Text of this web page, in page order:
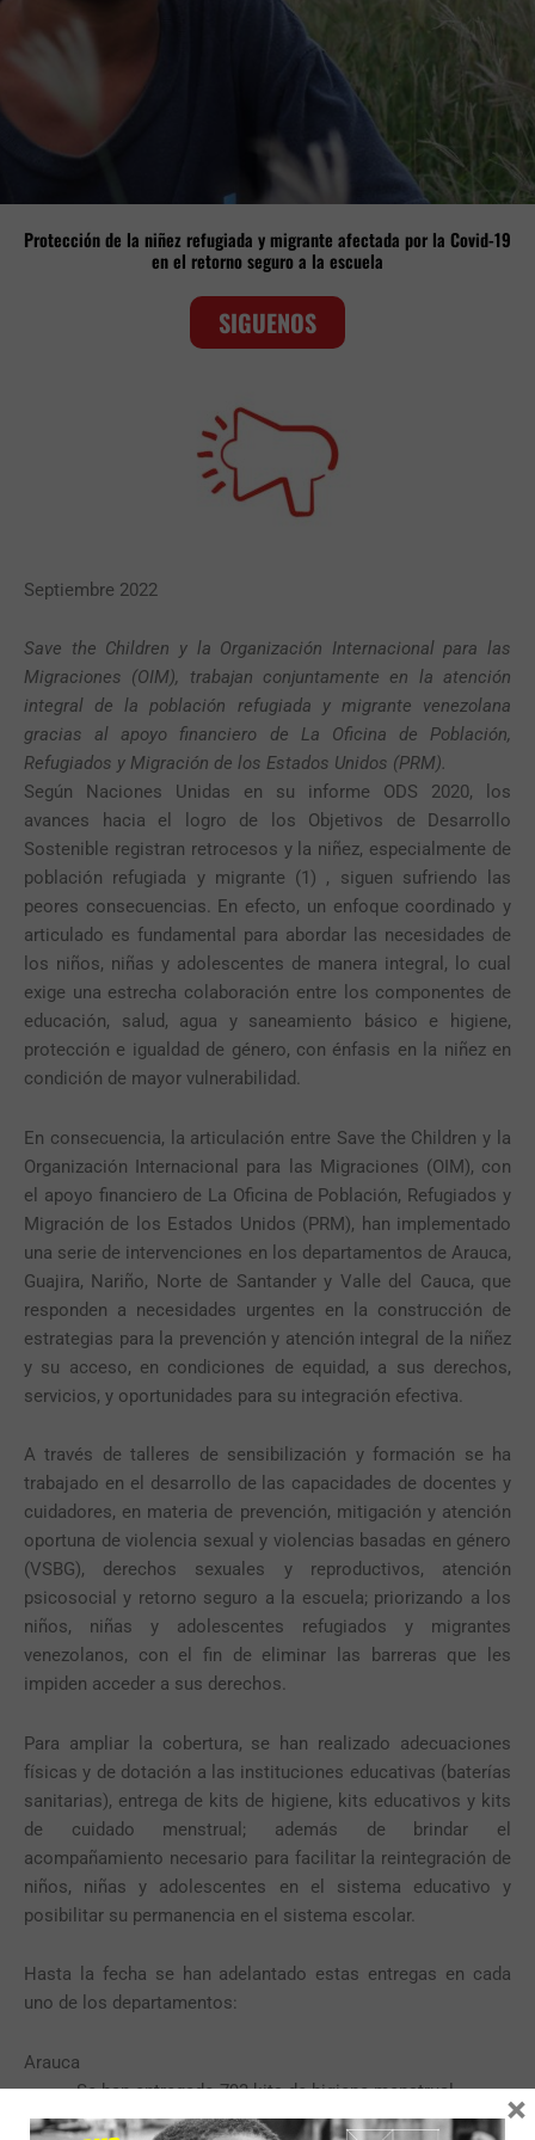
Protección de la niñez refugiada y migrante afectada por la Covid-19
en el retorno seguro a la escuela
SIGUENOS
Septiembre 2022
Save the Children y la Organización Internacional para las
Migraciones (OIM), trabajan conjuntamente en la atención
integral de la población refugiada y migrante venezolana
gracias al apoyo financiero de La Oficina de Población,
Refugiados y Migración de los Estados Unidos (PRM).
Según Naciones Unidas en su informe ODS 2020, los
avances hacia el logro de los Objetivos de Desarrollo
Sostenible registran retrocesos y la niñez, especialmente de
población refugiada y migrante (1) , siguen sufriendo las
peores consecuencias. En efecto, un enfoque coordinado y
articulado es fundamental para abordar las necesidades de
los niños, niñas y adolescentes de manera integral, lo cual
exige una estrecha colaboración entre los componentes de
educación, salud, agua y saneamiento básico e higiene,
protección e igualdad de género, con énfasis en la niñez en
condición de mayor vulnerabilidad.
En consecuencia, la articulación entre Save the Children y la
Organización Internacional para las Migraciones (OIM), con
el apoyo financiero de La Oficina de Población, Refugiados y
Migración de los Estados Unidos (PRM), han implementado
una serie de intervenciones en los departamentos de Arauca,
Guajira, Nariño, Norte de Santander y Valle del Cauca, que
responden a necesidades urgentes en la construcción de
estrategias para la prevención y atención integral de la niñez
y su acceso, en condiciones de equidad, a sus derechos,
servicios, y oportunidades para su integración efectiva.
A través de talleres de sensibilización y formación se ha
trabajado en el desarrollo de las capacidades de docentes y
cuidadores, en materia de prevención, mitigación y atención
oportuna de violencia sexual y violencias basadas en género
(VSBG), derechos sexuales y reproductivos, atención
psicosocial y retorno seguro a la escuela; priorizando a los
niños, niñas y adolescentes refugiados y migrantes
venezolanos, con el fin de eliminar las barreras que les
impiden acceder a sus derechos.
Para ampliar la cobertura, se han realizado adecuaciones
físicas y de dotación a las instituciones educativas (baterías
sanitarias), entrega de kits de higiene, kits educativos y kits
de cuidado menstrual; además de brindar el
acompañamiento necesario para facilitar la reintegración de
niños, niñas y adolescentes en el sistema educativo y
posibilitar su permanencia en el sistema escolar.
Hasta la fecha se han adelantado estas entregas en cada
uno de los departamentos:
Arauca
Se han entregado 793 kits de higiene menstrual.
×